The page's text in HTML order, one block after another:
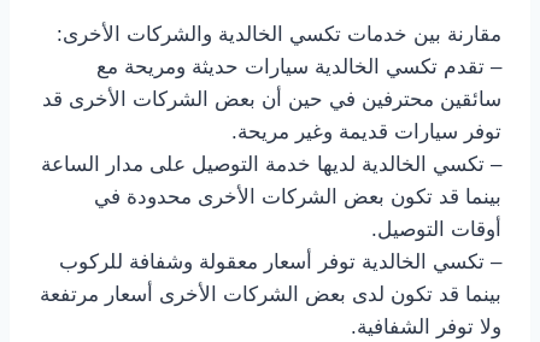
مقارنة بين خدمات تكسي الخالدية والشركات الأخرى:
– تقدم تكسي الخالدية سيارات حديثة ومريحة مع
سائقين محترفين في حين أن بعض الشركات الأخرى قد
توفر سيارات قديمة وغير مريحة.
– تكسي الخالدية لديها خدمة التوصيل على مدار الساعة
بينما قد تكون بعض الشركات الأخرى محدودة في
أوقات التوصيل.
– تكسي الخالدية توفر أسعار معقولة وشفافة للركوب
بينما قد تكون لدى بعض الشركات الأخرى أسعار مرتفعة
ولا توفر الشفافية.